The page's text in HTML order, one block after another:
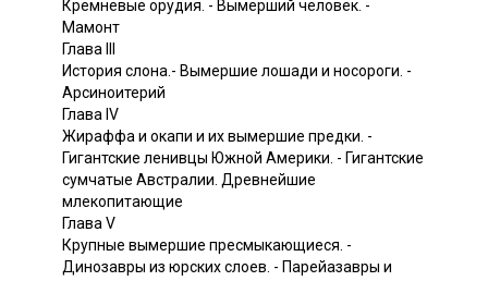
Кремневые орудия. - Вымерший человек. -
Мамонт
Глава III
История слона.- Вымершие лошади и носороги. -
Арсиноитерий
Глава IV
Жираффа и окапи и их вымершие предки. -
Гигантские ленивцы Южной Америки. - Гигантские
сумчатые Австралии. Древнейшие
млекопитающие
Глава V
Крупные вымершие пресмыкающиеся. -
Динозавры из юрских слоев. - Парейазавры и